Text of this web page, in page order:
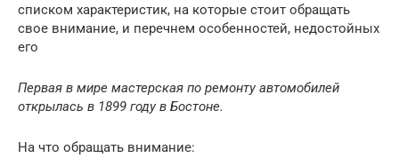
списком характеристик, на которые стоит обращать
свое внимание, и перечнем особенностей, недостойных
его
Первая в мире мастерская по ремонту автомобилей
открылась в 1899 году в Бостоне.
На что обращать внимание: